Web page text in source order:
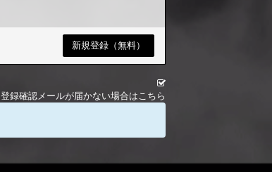
登録確認メールが届かない場合はこちら